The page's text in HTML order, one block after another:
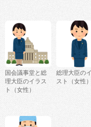
国会議事堂と総
理大臣のイラス
ト（女性）
総理大臣の
スト（女性）